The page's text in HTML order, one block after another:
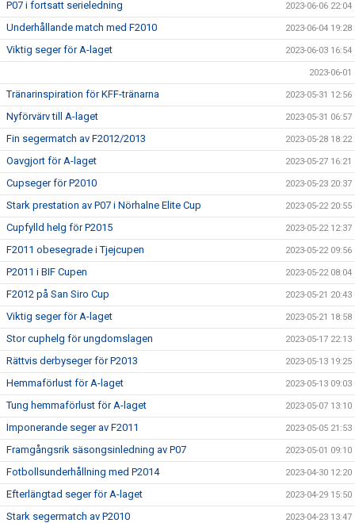
P07 i fortsatt serieledning 2023-06-06 22:04
Underhållande match med F2010 2023-06-04 19:28
Viktig seger för A-laget 2023-06-03 16:54
2023-06-01
Tränarinspiration för KFF-tränarna 2023-05-31 12:56
Nyförvärv till A-laget 2023-05-31 06:57
Fin segermatch av F2012/2013 2023-05-28 18:22
Oavgjort för A-laget 2023-05-27 16:21
Cupseger för P2010 2023-05-23 20:37
Stark prestation av P07 i Nörhalne Elite Cup 2023-05-22 20:55
Cupfylld helg för P2015 2023-05-22 12:37
F2011 obesegrade i Tjejcupen 2023-05-22 09:56
P2011 i BIF Cupen 2023-05-22 08:04
F2012 på San Siro Cup 2023-05-21 20:43
Viktig seger för A-laget 2023-05-21 18:58
Stor cuphelg för ungdomslagen 2023-05-17 22:13
Rättvis derbyseger för P2013 2023-05-13 19:25
Hemmaförlust för A-laget 2023-05-13 09:03
Tung hemmaförlust för A-laget 2023-05-07 13:10
Imponerande seger av F2011 2023-05-05 21:53
Framgångsrik säsongsinledning av P07 2023-05-01 09:10
Fotbollsunderhållning med P2014 2023-04-30 12:20
Efterlängtad seger för A-laget 2023-04-29 15:50
Stark segermatch av P2010 2023-04-23 13:47